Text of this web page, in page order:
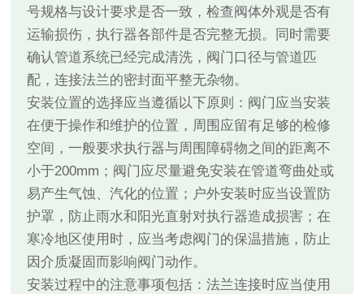
号规格与设计要求是否一致，检查阀体外观是否有
运输损伤，执行器各部件是否完整无损。同时需要
确认管道系统已经完成清洗，阀门口径与管道匹
配，连接法兰的密封面平整无杂物。
安装位置的选择应当遵循以下原则：阀门应当安装
在便于操作和维护的位置，周围应留有足够的检修
空间，一般要求执行器与周围障碍物之间的距离不
小于200mm；阀门应尽量避免安装在管道弯曲处或
易产生气蚀、汽化的位置；户外安装时应当设置防
护罩，防止雨水和阳光直射对执行器造成损害；在
寒冷地区使用时，应当考虑阀门的保温措施，防止
因介质凝固而影响阀门动作。
安装过程中的注意事项包括：法兰连接时应当使用